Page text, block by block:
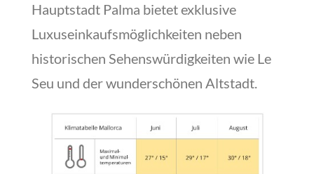
Hauptstadt Palma bietet exklusive
Luxuseinkaufsmöglichkeiten neben
historischen Sehenswürdigkeiten wie Le
Seu und der wunderschönen Altstadt.